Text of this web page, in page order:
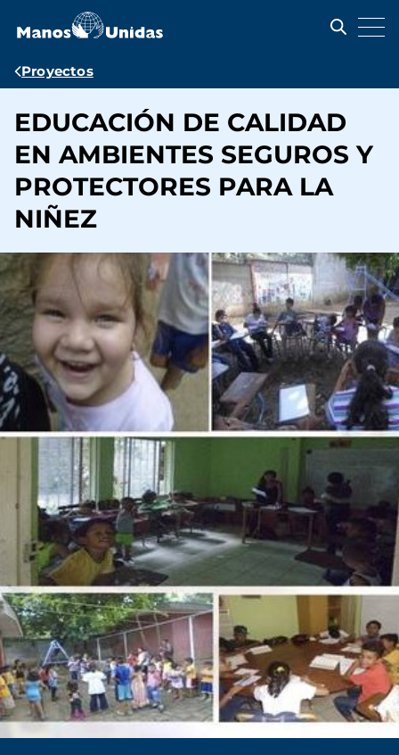
contenido
Ruta
navegación
Proyectos
EDUCACIÓN DE CALIDAD
EN AMBIENTES SEGUROS Y
PROTECTORES PARA LA
NIÑEZ